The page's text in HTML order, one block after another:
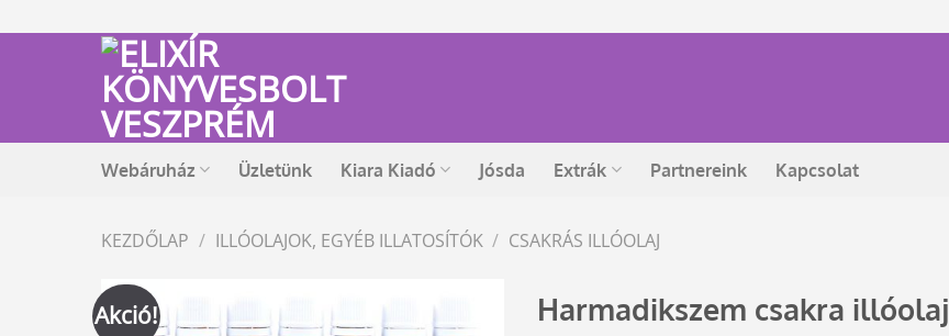
to
Webáruház Üzletünk Kiara Kiadó Jósda Extrák Partnereink Kapcsolat
KEZDŐLAP / ILLÓOLAJOK, EGYÉB ILLATOSÍTÓK / CSAKRÁS ILLÓOLAJ
Akció! Harmadikszem csakra illóolaj